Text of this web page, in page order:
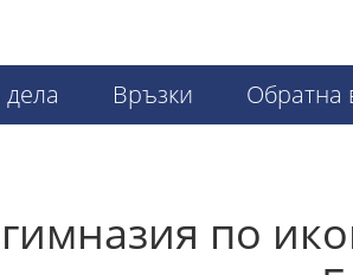
Връзки Обратна
по